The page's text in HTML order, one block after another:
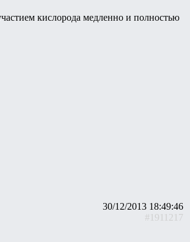
кислорода медленно и полностью
30/12/2013 18:49:46
#1911217